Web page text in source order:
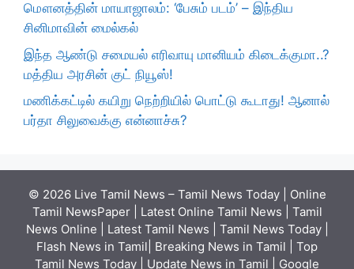
மௌனத்தின் மாயாஜாலம்: ‘பேசும் படம்’ – இந்திய
சினிமாவின் மைல்கல்
இந்த ஆண்டு சமையல் எரிவாயு மானியம் கிடைக்குமா..?
மத்திய அரசின் குட் நியூஸ்!
மணிக்கட்டில் கயிறு நெற்றியில் பொட்டு கூடாது! ஆனால்
பர்தா சிலுவைக்கு என்னாச்சு?
© 2026 Live Tamil News – Tamil News Today | Online
Tamil NewsPaper | Latest Online Tamil News | Tamil
News Online | Latest Tamil News | Tamil News Today |
Flash News in Tamil| Breaking News in Tamil | Top
Tamil News Today | Update News in Tamil | Google